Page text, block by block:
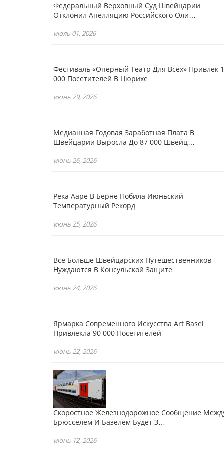
Федеральный Верховный Суд Швейцарии
Отклонил Апелляцию Российского Оли…
июль 01, 2026
Фестиваль «Оперный Театр Для Всех» Привлек
000 Посетителей В Цюрихе
июнь 29, 2026
Медианная Годовая Заработная Плата В
Швейцарии Выросла До 87 000 Швейц…
июнь 26, 2026
Река Ааре В Берне Побила Июньский
Температурный Рекорд
июнь 25, 2026
Всё Больше Швейцарских Путешественников
Нуждаются В Консульской Защите
июнь 24, 2026
Ярмарка Современного Искусства Art Basel
Привлекла 90 000 Посетителей
июнь 22, 2026
Скоростное Железнодорожное Сообщение
Брюсселем И Базелем Будет З…
июнь 12, 2026